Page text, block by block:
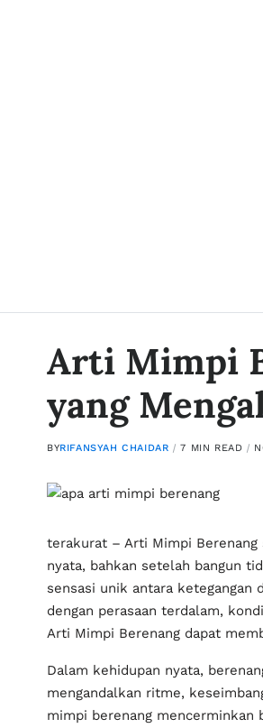
Arti Mimpi
yang
BYRIFANSYAH CHAIDAR 7 MIN READ
terakurat – Arti Mimpi
nyata, bahkan setelah bangun
sensasi unik antara ketegangan
dengan perasaan terdalam,
Arti Mimpi Berenang dapat
Dalam kehidupan nyata,
mengandalkan ritme,
mimpi berenang mencerminkan